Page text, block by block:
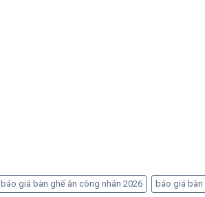
báo giá bàn ghế ăn công nhân 2026 báo giá bàn